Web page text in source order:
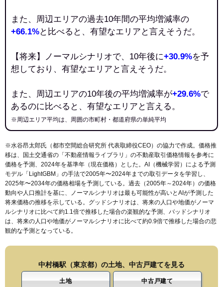
また、周辺エリアの過去10年間の平均増減率の
+66.1%と比べると、有望なエリアと言えそうだ。
【将来】ノーマルシナリオで、10年後に+30.9%を予
想しており、有望なエリアと言えそうだ。
また、周辺エリアの10年後の平均増減率が+29.6%で
あるのに比べると、有望なエリアと言える。
※周辺エリア平均は、周囲の市町村・都道府県の単純平均
※水谷昂太郎氏（都市空間総合研究所 代表取締役CEO）の協力で作成。価格推
移は、国土交通省の「 不動産情報ライブラリ 」の不動産取引価格情報を参考に
価格を予測、2024年を基準年（現在価格）とした。AI（機械学習）による予測
モデル「LightGBM」の手法で2005年〜2024年までの取引データを学習し、
2025年〜2034年の価格相場を予測している。過去（2005年～2024年）の価格
動向や人口推計を基に、ノーマルシナリオは最も可能性が高いとAIが予測した
将来価格の推移を示している。グッドシナリオは、将来の人口や地価がノーマ
ルシナリオに比べて約1.1倍で推移した場合の楽観的な予測、バッドシナリオ
は、将来の人口や地価がノーマルシナリオに比べて約0.9倍で推移した場合の悲
観的な予測となっている。
中村橋駅（東京都）の土地、中古戸建てを見る
土地 中古戸建て